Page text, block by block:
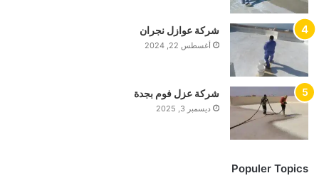
شركة عوازل نجران
أغسطس 22, 2024
شركة عزل فوم بجدة
ديسمبر 3, 2025
Populer Topics